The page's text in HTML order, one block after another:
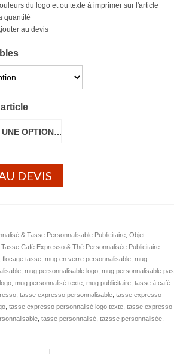
Personnalisable
Personnalisable
voyage publicitaire
Isotherme
isotherme
du logo et ou texte à imprimer sur l'article
quantité
au devis
OPTION…
UNE OPTION…
DEVIS
& Tasse Personnalisable Publicitaire Objet
Tasse Café Expresso & Thé Personnalisée Publicitaire
flocage tasse mug en verre personnalisable mug
mug personnalisable logo mug personnalisable pas
mug personnalisé texte mug publicitaire tasse à café
tasse expresso personnalisable tasse expresso
tasse expresso personnalisé logo texte tasse expresso
tasse personnalisé tazsse personnalisée